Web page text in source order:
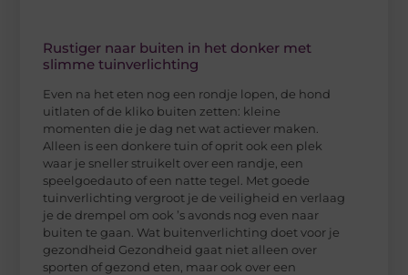
Rustiger naar buiten in het donker met
slimme tuinverlichting
Even na het eten nog een rondje lopen, de hond
uitlaten of de kliko buiten zetten: kleine
momenten die je dag net wat actiever maken.
Alleen is een donkere tuin of oprit ook een plek
waar je sneller struikelt over een randje, een
speelgoedauto of een natte tegel. Met goede
tuinverlichting vergroot je de veiligheid en verlaag
je de drempel om ook ’s avonds nog even naar
buiten te gaan. Wat buitenverlichting doet voor je
gezondheid Gezondheid gaat niet alleen over
sporten of gezond eten, maar ook over een